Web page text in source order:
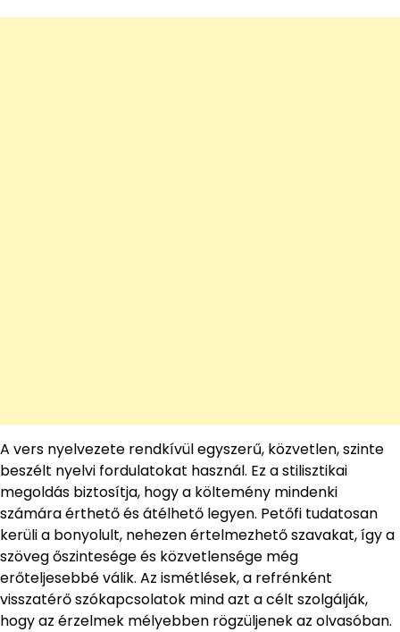
A vers nyelvezete rendkívül egyszerű, közvetlen, szinte
beszélt nyelvi fordulatokat használ. Ez a stilisztikai
megoldás biztosítja, hogy a költemény mindenki
számára érthető és átélhető legyen. Petőfi tudatosan
kerüli a bonyolult, nehezen értelmezhető szavakat, így a
szöveg őszintesége és közvetlensége még
erőteljesebbé válik. Az ismétlések, a refrénként
visszatérő szókapcsolatok mind azt a célt szolgálják,
hogy az érzelmek mélyebben rögzüljenek az olvasóban.